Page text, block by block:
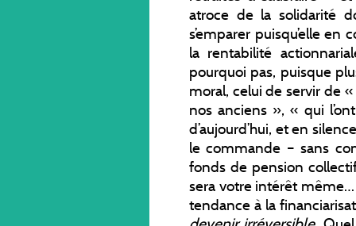
atroce de la solidarité
s’emparer puisqu’elle
la rentabilité
pourquoi pas, puisque
moral, celui de servir de
nos anciens », « qui
d’aujourd’hui, et en
le commande – sans
fonds de pension
sera votre intérêt même…
tendance à la